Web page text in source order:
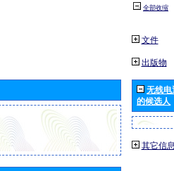
全部收缩
文件
出版物
无线电
的候选人
其它信息